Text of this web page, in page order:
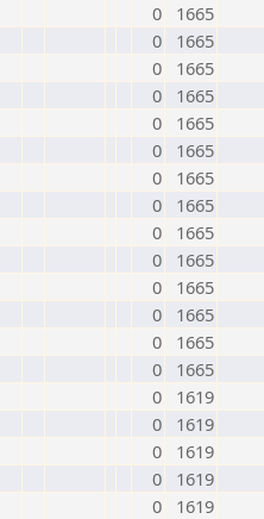
0
1665
0
1665
0
1665
0
1665
0
1665
0
1665
0
1665
0
1665
0
1665
0
1665
0
1665
0
1665
0
1665
0
1665
0
1619
0
1619
0
1619
0
1619
0
1619